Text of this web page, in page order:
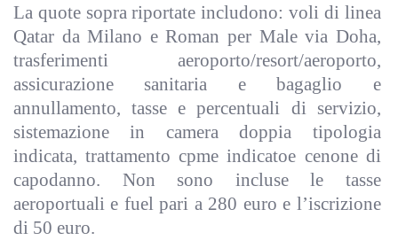
La quote sopra riportate includono: voli di linea
Qatar da Milano e Roman per Male via Doha,
trasferimenti aeroporto/resort/aeroporto,
assicurazione sanitaria e bagaglio e
annullamento, tasse e percentuali di servizio,
sistemazione in camera doppia tipologia
indicata, trattamento cpme indicatoe cenone di
capodanno. Non sono incluse le tasse
aeroportuali e fuel pari a 280 euro e l’iscrizione
di 50 euro.